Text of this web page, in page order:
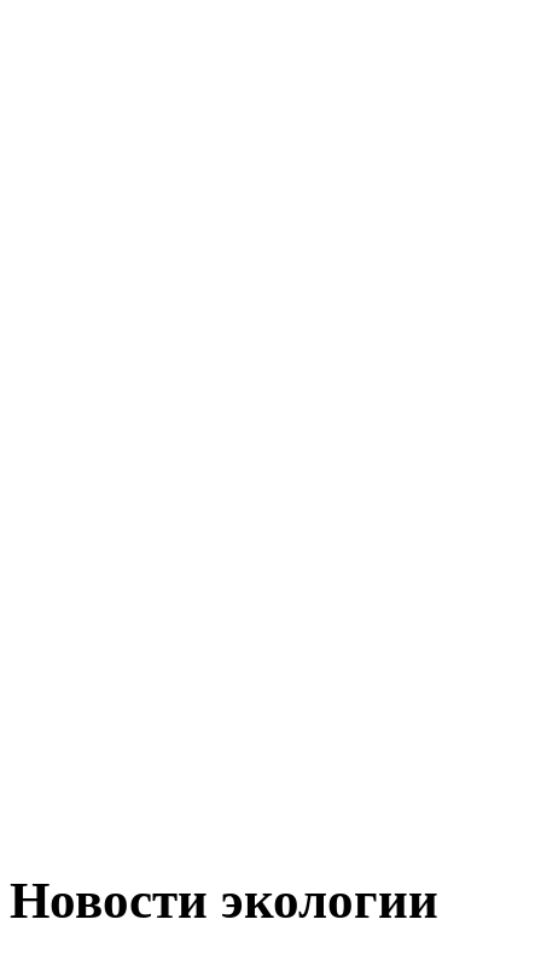
Новости экологии